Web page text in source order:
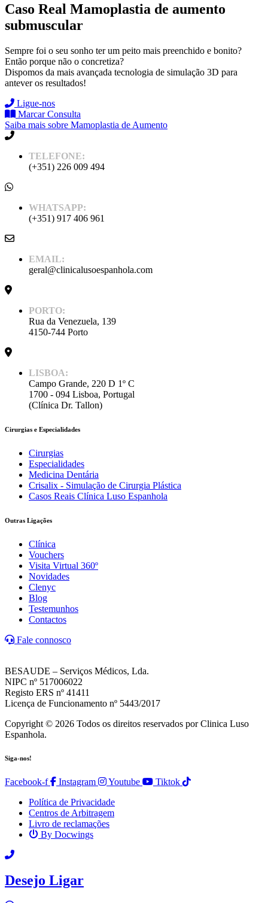
Caso Real Mamoplastia de aumento
submuscular
Sempre foi o seu sonho ter um peito mais preenchido e bonito?
Então porque não o concretiza?
Dispomos da mais avançada tecnologia de simulação 3D para
antever os resultados!
Ligue-nos
Marcar Consulta
Saiba mais sobre Mamoplastia de Aumento
TELEFONE:
(+351) 226 009 494
WHATSAPP:
(+351) 917 406 961
EMAIL:
geral@clinicalusoespanhola.com
PORTO:
Rua da Venezuela, 139
4150-744 Porto
LISBOA:
Campo Grande, 220 D 1º C
1700 - 094 Lisboa, Portugal
(Clínica Dr. Tallon)
Cirurgias e Especialidades
Cirurgias
Especialidades
Medicina Dentária
Crisalix - Simulação de Cirurgia Plástica
Casos Reais Clínica Luso Espanhola
Outras Ligações
Clínica
Vouchers
Visita Virtual 360º
Novidades
Clenyc
Blog
Testemunhos
Contactos
Fale connosco
BESAUDE – Serviços Médicos, Lda.
NIPC nº 517006022
Registo ERS nº 41411
Licença de Funcionamento nº 5443/2017
Copyright © 2026 Todos os direitos reservados por Clinica Luso
Espanhola.
Siga-nos!
Facebook-f Instagram Youtube
Tiktok
Política de Privacidade
Centros de Arbitragem
Livro de reclamações
By Docwings
Scroll
Up
Desejo Ligar